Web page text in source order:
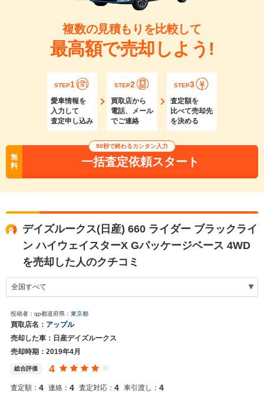
複数の見積もりを比較して
最高額で売却しよう!
STEP1
愛車情報を
入力して
査定申し込み
STEP2
買取店から
電話、メール
でご連絡
STEP3
査定額を
比べて売却先
を決める
無
料
90秒で終わるカンタン入力
一括査定依頼スタート
デイズルークス(日産) 660 ライダー ブラックライ
ン ハイウェイスターX Gパッケージベース 4WD
を売却した人のクチコミ
投稿者：qp都道府県： 東京都
買取店名： アップル
売却した車：日産デイズルークス
売却時期：2019年4月
総合評価 4
査定額： 4 連絡： 4 査定対応： 4 車引渡し： 4